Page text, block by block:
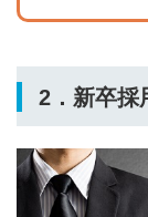
2．新卒採